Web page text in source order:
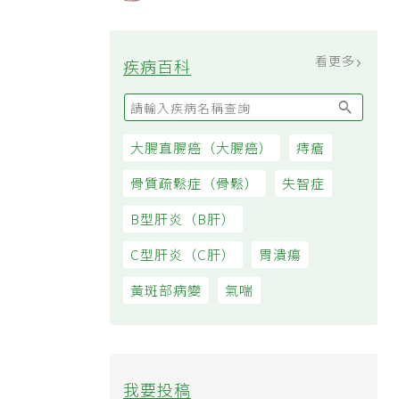
疾病百科 看更多
大腸直腸癌（大腸癌）
痔瘡
骨質疏鬆症（骨鬆）
失智症
B型肝炎（B肝）
C型肝炎（C肝）
胃潰瘍
黃斑部病變
氣喘
我要投稿